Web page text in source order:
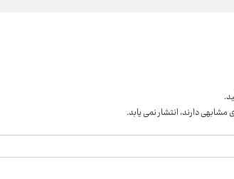
دارند، انتشار نمی یابد.